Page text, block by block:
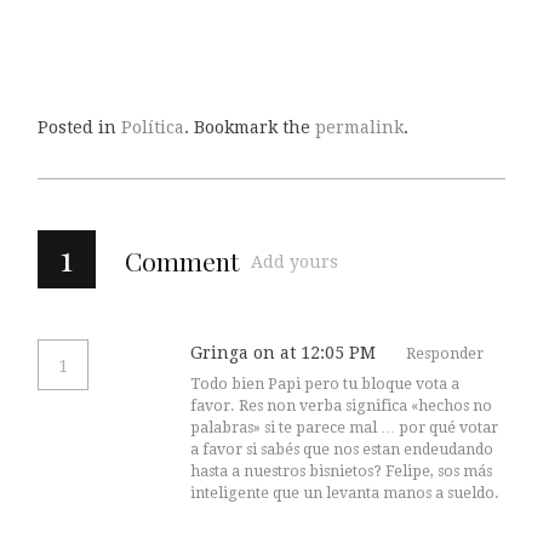
Posted in Política. Bookmark the permalink.
1 Comment Add yours
1
Gringa on at 12:05 PM
Responder
Todo bien Papi pero tu bloque vota a
favor. Res non verba significa «hechos no
palabras» si te parece mal … por qué votar
a favor si sabés que nos estan endeudando
hasta a nuestros bisnietos? Felipe, sos más
inteligente que un levanta manos a sueldo.